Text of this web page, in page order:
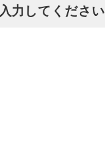
力してください